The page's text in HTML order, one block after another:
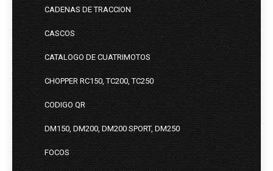
CADENAS DE TRACCION
CASCOS
CATALOGO DE CUATRIMOTOS
CHOPPER RC150, TC200, TC250
CODIGO QR
DM150, DM200, DM200 SPORT, DM250
FOCOS